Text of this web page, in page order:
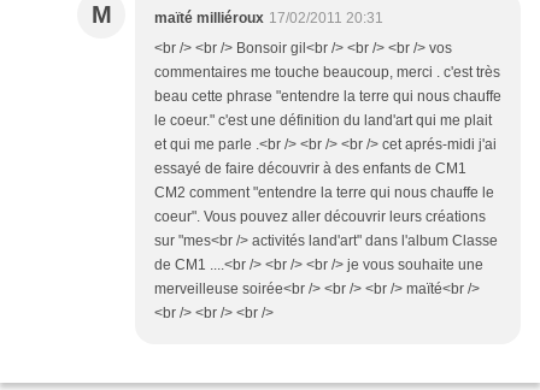
M maïté milliéroux 17/02/2011 20:31
<br /> <br /> Bonsoir gil<br /> <br /> <br /> vos
commentaires me touche beaucoup, merci . c'est très
beau cette phrase "entendre la terre qui nous chauffe
le coeur." c'est une définition du land'art qui me plait
et qui me parle .<br /> <br /> <br /> cet aprés-midi j'ai
essayé de faire découvrir à des enfants de CM1
CM2 comment "entendre la terre qui nous chauffe le
coeur". Vous pouvez aller découvrir leurs créations
sur "mes<br /> activités land'art" dans l'album Classe
de CM1 ....<br /> <br /> <br /> je vous souhaite une
merveilleuse soirée<br /> <br /> <br /> maïté<br />
<br /> <br /> <br />